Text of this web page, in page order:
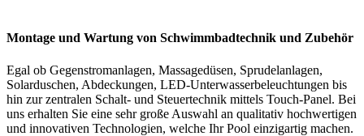
Montage und Wartung von Schwimmbadtechnik und Zubehör
Egal ob Gegenstromanlagen, Massagedüsen, Sprudelanlagen,
Solarduschen, Abdeckungen, LED-Unterwasserbeleuchtungen bis
hin zur zentralen Schalt- und Steuertechnik mittels Touch-Panel. Bei
uns erhalten Sie eine sehr große Auswahl an qualitativ hochwertigen
und innovativen Technologien, welche Ihr Pool einzigartig machen.